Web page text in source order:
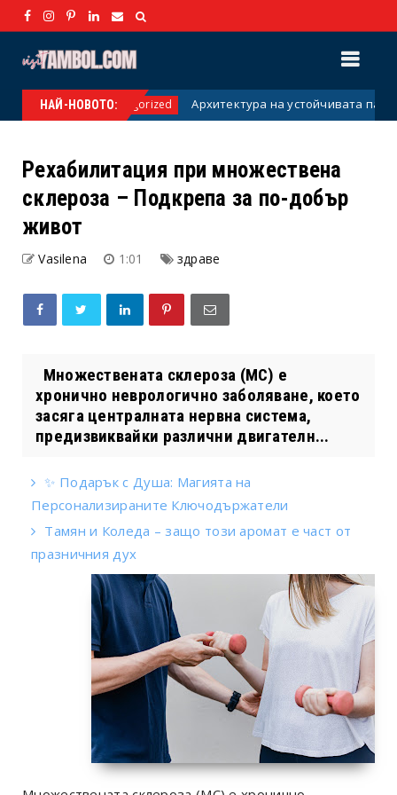
НАЙ-НОВОТО:
Uncategorized Архитектура на устойчивата пасивна
Рехабилитация при множествена
склероза – Подкрепа за по-добър
живот
Vasilena 1:01 здраве
Множествената склероза (МС) е
хронично неврологично заболяване, което
засяга централната нервна система,
предизвиквайки различни двигателн...
✨ Подарък с Душа: Магията на
Персонализираните Ключодържатели
Тамян и Коледа – защо този аромат е част от
празничния дух